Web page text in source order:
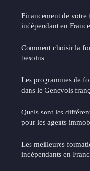
Financement de
indépendant en France
Comment choisir la
besoins
Les programmes de
dans le Genevois
Quels sont les
pour les agents
Les meilleures
indépendants en